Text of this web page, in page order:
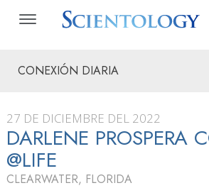
CONEXIÓN DIARIA
27 DE DICIEMBRE DEL 2022
DARLENE PROSPERA
@LIFE
CLEARWATER, FLORIDA